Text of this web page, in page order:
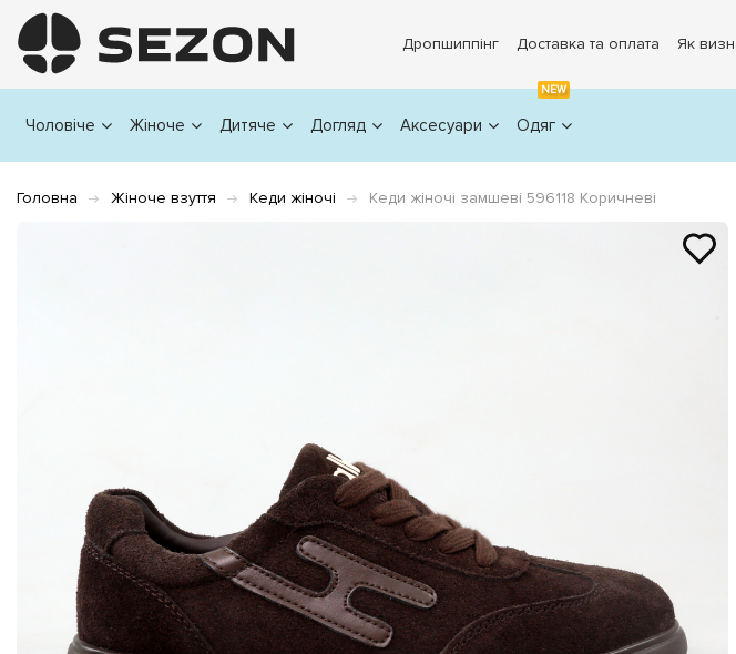
Дропшиппінг Доставка та оплата Як
Чоловіче Жіноче Дитяче Догляд Аксесуари
NEW
Одяг
Головна Жіноче взуття Кеди жіночі Кеди жіночі замшеві 596118 Коричневі